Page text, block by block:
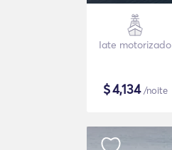
Iate motorizado
$4,134/noite